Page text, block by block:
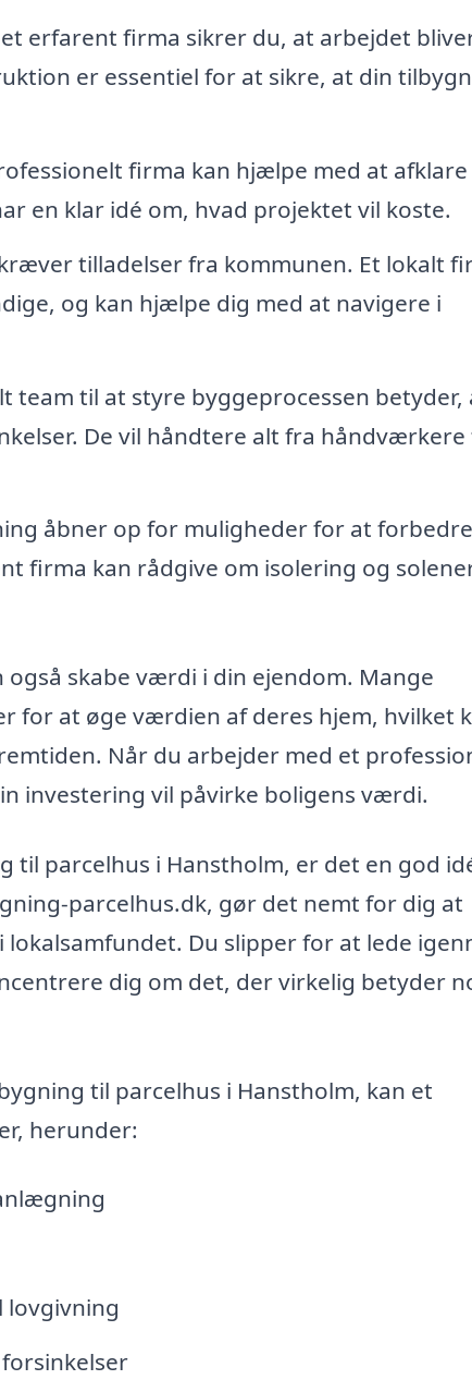
erfarent firma sikrer du, at arbejdet
er essentiel for at sikre, at din
firma kan hjælpe med at afklare
en klar idé om, hvad projektet vil koste.
tilladelser fra kommunen. Et lokalt
og kan hjælpe dig med at navigere i
team til at styre byggeprocessen betyder,
De vil håndtere alt fra håndværkere
åbner op for muligheder for at forbedre
firma kan rådgive om isolering og
skabe værdi i din ejendom. Mange
for at øge værdien af deres hjem, hvilket
Når du arbejder med et
investering vil påvirke boligens værdi.
parcelhus i Hanstholm, er det en god
parcelhus.dk, gør det nemt for dig at
Du slipper for at lede
dig om det, der virkelig betyder
til parcelhus i Hanstholm, kan et
herunder:
lovgivning